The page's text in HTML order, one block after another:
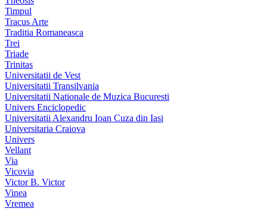
Timpul
Tracus Arte
Traditia Romaneasca
Trei
Triade
Trinitas
Universitatii de Vest
Universitatii Transilvania
Universitatii Nationale de Muzica Bucuresti
Univers Enciclopedic
Universitatii Alexandru Ioan Cuza din Iasi
Universitaria Craiova
Univers
Vellant
Via
Vicovia
Victor B. Victor
Vinea
Vremea